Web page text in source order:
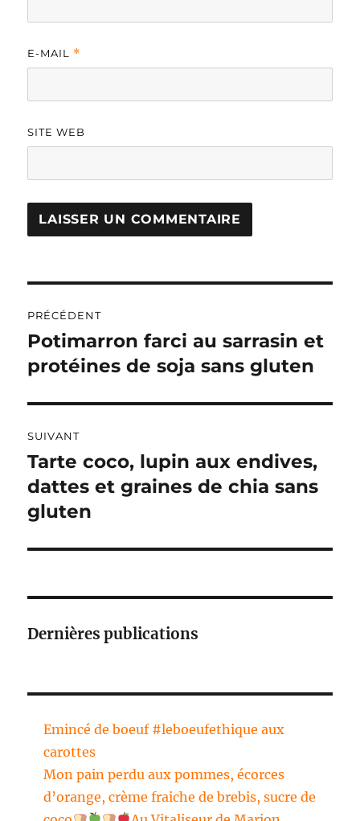
E-MAIL *
SITE WEB
R
A
T
I
:
de
l’article
PRÉCÉDENT
Publication
précédente :
Potimarron farci au sarrasin et
protéines de soja sans gluten
SUIVANT
Publication
suivante :
Tarte coco, lupin aux endives,
dattes et graines de chia sans
gluten
Dernières publications
Emincé de boeuf #leboeufethique aux
carottes
Mon pain perdu aux pommes, écorces
d’orange, crème fraiche de brebis, sucre de